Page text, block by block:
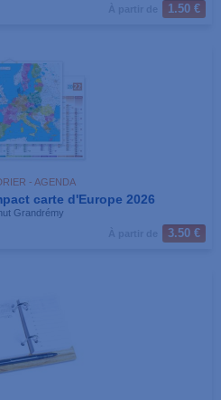
1.50 €
- AGENDA
carte d'Europe 2026
Grandrémy
3.50 €